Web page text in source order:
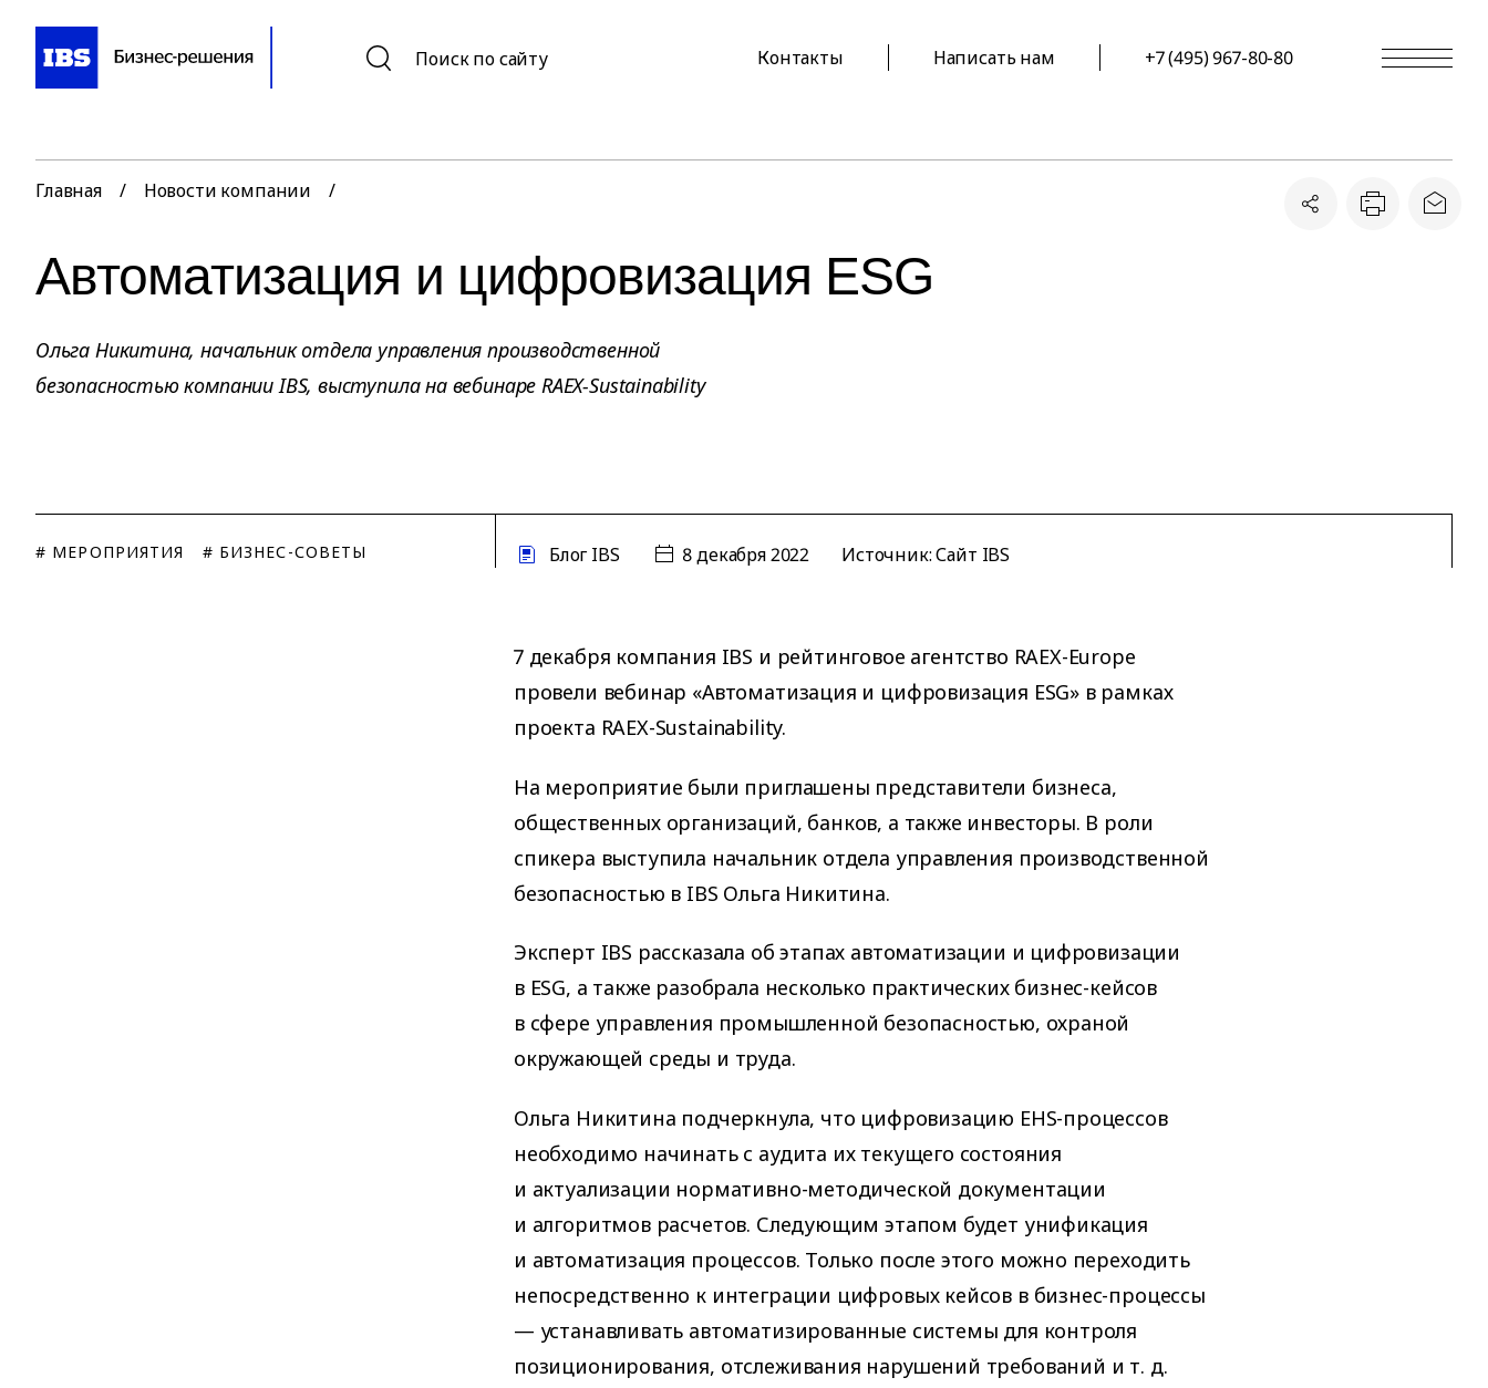
Поиск по сайту Контакты Написать нам +7 (495) 967-80-80
Главная / Новости компании /
Автоматизация и цифровизация ESG
Ольга Никитина, начальник отдела управления производственной
безопасностью компании IBS, выступила на вебинаре RAEX-Sustainability
# МЕРОПРИЯТИЯ # БИЗНЕС-СОВЕТЫ Блог IBS 8 декабря 2022 Источник: Сайт IBS
7 декабря компания IBS и рейтинговое агентство RAEX-Europe
провели вебинар «Автоматизация и цифровизация ESG» в рамках
проекта RAEX-Sustainability.
На мероприятие были приглашены представители бизнеса,
общественных организаций, банков, а также инвесторы. В роли
спикера выступила начальник отдела управления производственной
безопасностью в IBS Ольга Никитина.
Эксперт IBS рассказала об этапах автоматизации и цифровизации
в ESG, а также разобрала несколько практических бизнес-кейсов
в сфере управления промышленной безопасностью, охраной
окружающей среды и труда.
Ольга Никитина подчеркнула, что цифровизацию EHS-процессов
необходимо начинать с аудита их текущего состояния
и актуализации нормативно-методической документации
и алгоритмов расчетов. Следующим этапом будет унификация
и автоматизация процессов. Только после этого можно переходить
непосредственно к интеграции цифровых кейсов в бизнес-процессы
— устанавливать автоматизированные системы для контроля
позиционирования, отслеживания нарушений требований и т. д.